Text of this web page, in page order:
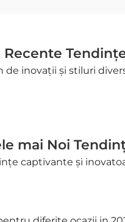
Recente
inovații și stiluri
mai Noi
captivante și